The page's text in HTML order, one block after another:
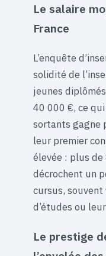
Le salaire
France
L’enquête
solidité de
jeunes
40 000 €, ce
sortants gagne
leur premier
élevée : plus
décrochent un
cursus,
d’études ou
Le prestige